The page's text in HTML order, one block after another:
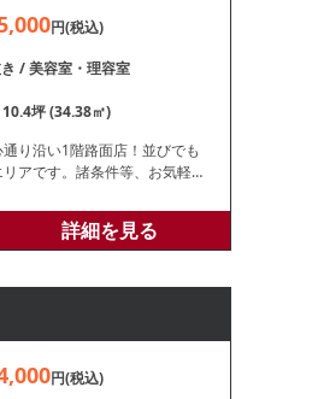
円(税込)
/美容室・理容室
坪 (34.38㎡)
り沿い1階路面店！並びでも
アです。諸条件等、お気軽に
詳細を見る
円(税込)